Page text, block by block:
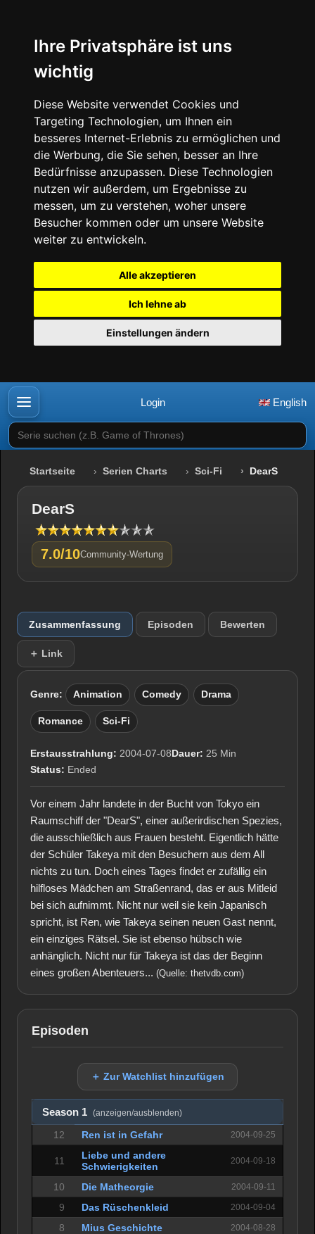
Ihre Privatsphäre ist uns
wichtig
Diese Website verwendet Cookies und
Targeting Technologien, um Ihnen ein
besseres Internet-Erlebnis zu ermöglichen und
die Werbung, die Sie sehen, besser an Ihre
Bedürfnisse anzupassen. Diese Technologien
nutzen wir außerdem, um Ergebnisse zu
messen, um zu verstehen, woher unsere
Besucher kommen oder um unsere Website
weiter zu entwickeln.
Alle akzeptieren
Ich lehne ab
Einstellungen ändern
Login English
Serie suchen (z.B. Game of Thrones)
Startseite Serien Charts Sci-Fi DearS
DearS
7.0/10Community-Wertung
Zusammenfassung Episoden Bewerten
＋ Link
Genre: Animation Comedy Drama
Romance Sci-Fi
Erstausstrahlung: 2004-07-08Dauer: 25 Min
Status: Ended
Vor einem Jahr landete in der Bucht von Tokyo ein
Raumschiff der "DearS", einer außerirdischen Spezies,
die ausschließlich aus Frauen besteht. Eigentlich hätte
der Schüler Takeya mit den Besuchern aus dem All
nichts zu tun. Doch eines Tages findet er zufällig ein
hilfloses Mädchen am Straßenrand, das er aus Mitleid
bei sich aufnimmt. Nicht nur weil sie kein Japanisch
spricht, ist Ren, wie Takeya seinen neuen Gast nennt,
ein einziges Rätsel. Sie ist ebenso hübsch wie
anhänglich. Nicht nur für Takeya ist das der Beginn
eines großen Abenteuers... (Quelle: thetvdb.com)
Episoden
＋ Zur Watchlist hinzufügen
Season 1 (anzeigen/ausblenden)
12 Ren ist in Gefahr 2004-09-25
11
Liebe und andere
Schwierigkeiten
2004-09-18
10 Die Matheorgie 2004-09-11
9 Das Rüschenkleid 2004-09-04
8 Mius Geschichte 2004-08-28